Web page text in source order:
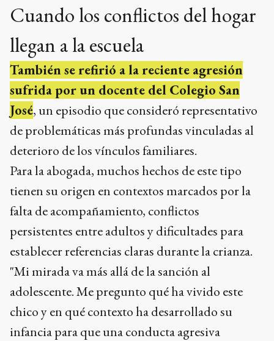
Cuando los conflictos del hogar
llegan a la escuela
También se refirió a la reciente agresión
sufrida por un docente del Colegio San
José, un episodio que consideró representativo
de problemáticas más profundas vinculadas al
deterioro de los vínculos familiares.
Para la abogada, muchos hechos de este tipo
tienen su origen en contextos marcados por la
falta de acompañamiento, conflictos
persistentes entre adultos y dificultades para
establecer referencias claras durante la crianza.
"Mi mirada va más allá de la sanción al
adolescente. Me pregunto qué ha vivido este
chico y en qué contexto ha desarrollado su
infancia para que una conducta agresiva